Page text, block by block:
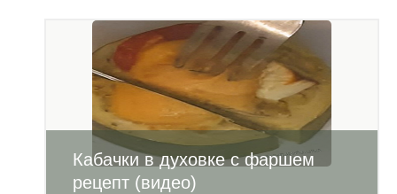
Кабачки в духовке с фаршем
рецепт (видео)